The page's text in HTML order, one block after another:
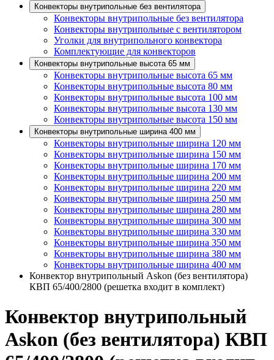
Конвекторы внутрипольные без вентилятора
Конвекторы внутрипольные без вентилятора
Конвекторы внутрипольные с вентилятором
Уголки для внутрипольного конвектора
Комплектующие для конвекторов
Конвекторы внутрипольные высота 65 мм
Конвекторы внутрипольные высота 65 мм
Конвекторы внутрипольные высота 80 мм
Конвекторы внутрипольные высота 100 мм
Конвекторы внутрипольные высота 130 мм
Конвекторы внутрипольные высота 150 мм
Конвекторы внутрипольные ширина 400 мм
Конвекторы внутрипольные ширина 120 мм
Конвекторы внутрипольные ширина 150 мм
Конвекторы внутрипольные ширина 170 мм
Конвекторы внутрипольные ширина 200 мм
Конвекторы внутрипольные ширина 220 мм
Конвекторы внутрипольные ширина 250 мм
Конвекторы внутрипольные ширина 280 мм
Конвекторы внутрипольные ширина 300 мм
Конвекторы внутрипольные ширина 330 мм
Конвекторы внутрипольные ширина 350 мм
Конвекторы внутрипольные ширина 380 мм
Конвекторы внутрипольные ширина 400 мм
Конвектор внутрипольный Askon (без вентилятора)
КВП 65/400/2800 (решетка входит в комплект)
Конвектор внутрипольный
Askon (без вентилятора) КВП